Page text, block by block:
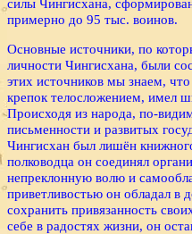
силы Чингисхана,
примерно до 95 тыс. воинов.
Основные источники, по
личности Чингисхана, были
этих источников мы знаем,
крепок телосложением, имел
Происходя из народа, по-
письменности и развитых
Чингисхан был лишён
полководца он соединял
непреклонную волю и
приветливостью он обладал в
сохранить привязанность
себе в радостях жизни, он